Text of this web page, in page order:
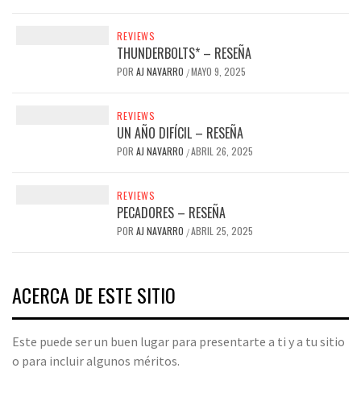
REVIEWS
THUNDERBOLTS* – RESEÑA
POR AJ NAVARRO /MAYO 9, 2025
REVIEWS
UN AÑO DIFÍCIL – RESEÑA
POR AJ NAVARRO /ABRIL 26, 2025
REVIEWS
PECADORES – RESEÑA
POR AJ NAVARRO /ABRIL 25, 2025
ACERCA DE ESTE SITIO
Este puede ser un buen lugar para presentarte a ti y a tu sitio
o para incluir algunos méritos.